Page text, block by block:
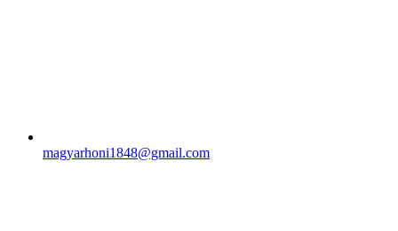
magyarhoni1848@gmail.com